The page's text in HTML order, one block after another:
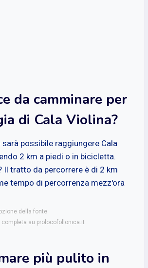
da camminare per
di Cala Violina?
possibile raggiungere Cala
2 km a piedi o in bicicletta.
Il tratto da percorrere è di 2 km
tempo di percorrenza mezz'ora
della fonte
su prolocofollonica.it
più pulito in